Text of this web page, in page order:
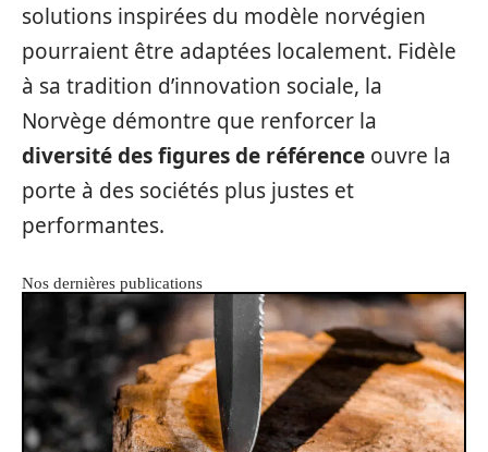
solutions inspirées du modèle norvégien
pourraient être adaptées localement. Fidèle
à sa tradition d’innovation sociale, la
Norvège démontre que renforcer la
diversité des figures de référence ouvre la
porte à des sociétés plus justes et
performantes.
Nos dernières publications